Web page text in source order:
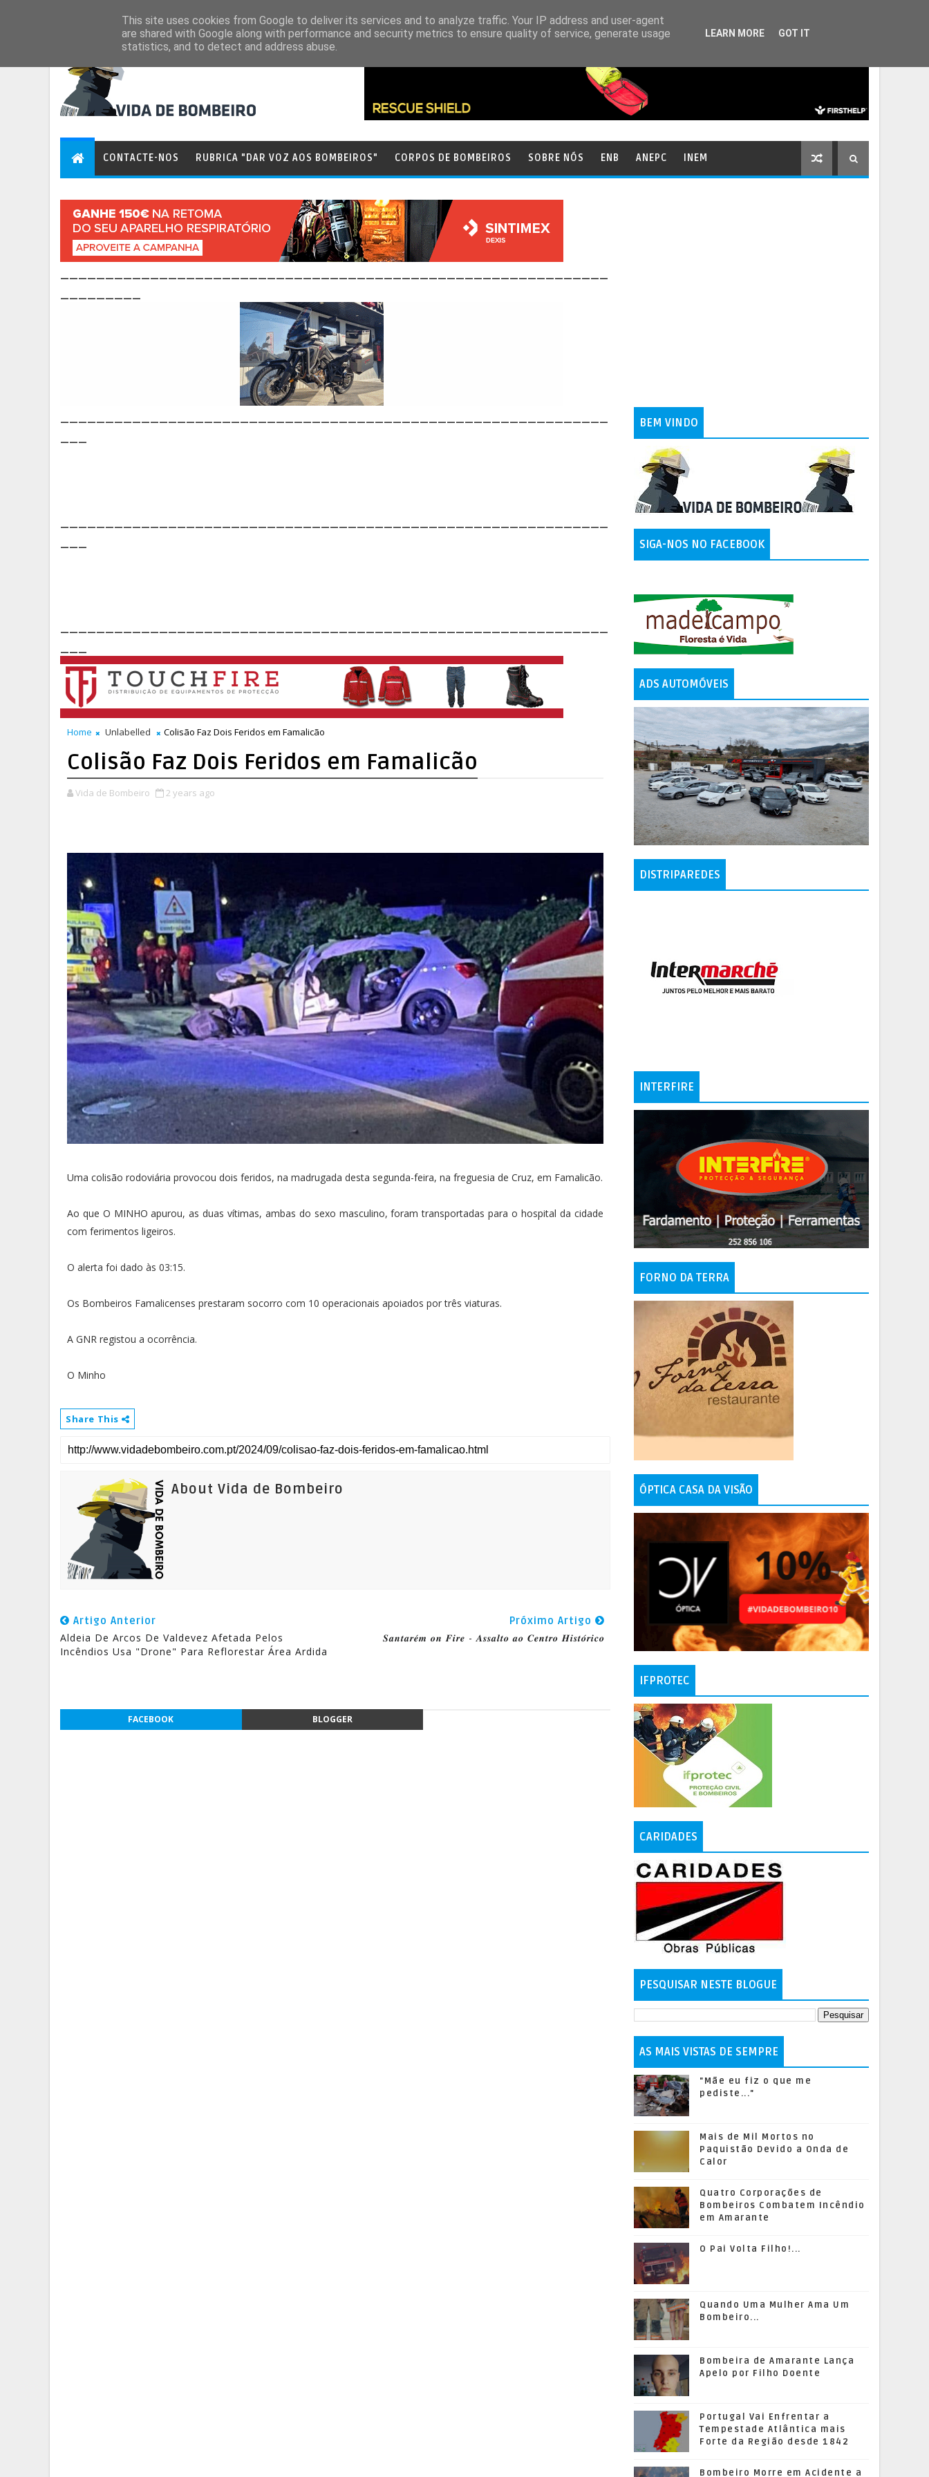
CONTACTE-NOS RUBRICA "DAR VOZ AOS BOMBEIROS" CORPOS DE BOMBEIROS SOBRE NÓS ENB ANEPC INEM
Home Unlabelled Colisão Faz Dois Feridos em Famalicão
Colisão Faz Dois Feridos em Famalicão
Vida de Bombeiro 2 years ago
Uma colisão rodoviária provocou dois feridos, na madrugada desta segunda-feira, na freguesia de Cruz, em Famalicão.
Ao que O MINHO apurou, as duas vítimas, ambas do sexo masculino, foram transportadas para o hospital da cidade
com ferimentos ligeiros.
O alerta foi dado às 03:15.
Os Bombeiros Famalicenses prestaram socorro com 10 operacionais apoiados por três viaturas.
A GNR registou a ocorrência.
O Minho
Share This
About Vida de Bombeiro
Artigo Anterior
Aldeia De Arcos De Valdevez Afetada Pelos
Incêndios Usa "Drone" Para Reflorestar Área Ardida
Próximo Artigo
𝑺𝒂𝒏𝒕𝒂𝒓𝒆́𝒎 𝒐𝒏 𝑭𝒊𝒓𝒆 - 𝑨𝒔𝒔𝒂𝒍𝒕𝒐 𝒂𝒐 𝑪𝒆𝒏𝒕𝒓𝒐 𝑯𝒊𝒔𝒕𝒐́𝒓𝒊𝒄𝒐
FACEBOOK BLOGGER
BEM VINDO
SIGA-NOS NO FACEBOOK
ADS AUTOMÓVEIS
DISTRIPAREDES
INTERFIRE
FORNO DA TERRA
ÓPTICA CASA DA VISÃO
IFPROTEC
CARIDADES
PESQUISAR NESTE BLOGUE
AS MAIS VISTAS DE SEMPRE
"Mãe eu fiz o que me
pediste..."
Mais de Mil Mortos no
Paquistão Devido a Onda de
Calor
Quatro Corporações de
Bombeiros Combatem Incêndio
em Amarante
O Pai Volta Filho!...
Quando Uma Mulher Ama Um
Bombeiro...
Bombeira de Amarante Lança
Apelo por Filho Doente
Portugal Vai Enfrentar a
Tempestade Atlântica mais
Forte da Região desde 1842
Bombeiro Morre em Acidente a
This site uses cookies from Google to deliver its services and to analyze traffic. Your IP address and user-agent
are shared with Google along with performance and security metrics to ensure quality of service, generate usage
statistics, and to detect and address abuse.
LEARN MORE GOT IT